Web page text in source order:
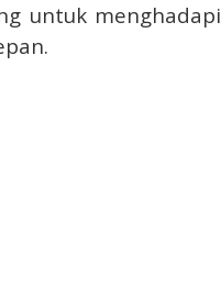
untuk menghadapi